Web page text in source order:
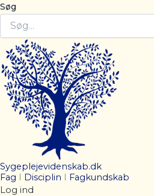
Søg
Sygeplejevidenskab.dk
Fag I Disciplin I Fagkundskab
Log ind